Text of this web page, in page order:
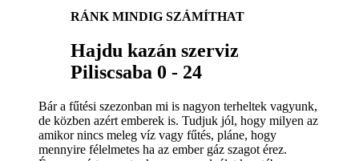
RÁNK MINDIG SZÁMÍTHAT
Hajdu kazán szerviz
Piliscsaba 0 - 24
Bár a fűtési szezonban mi is nagyon terheltek vagyunk,
de közben azért emberek is. Tudjuk jól, hogy milyen az
amikor nincs meleg víz vagy fűtés, pláne, hogy
mennyire félelmetes ha az ember gáz szagot érez.